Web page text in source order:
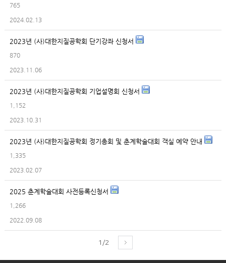
765
2024.02.13
2023년 (사)대한지질공학회 단기강좌 신청서
870
2023.11.06
2023년 (사)대한지질공학회 기업설명회 신청서
1,152
2023.10.31
2023년 (사)대한지질공학회 정기총회 및 춘계학술대회 객실 예약 안내
1,335
2023.02.07
2025 춘계학술대회 사전등록신청서
1,266
2022.09.08
1/2